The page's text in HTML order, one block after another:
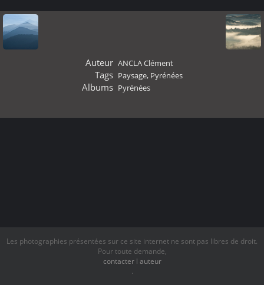
Auteur ANCLA Clément
Tags Paysage, Pyrénées
Albums Pyrénées
Les photographies présentées sur ce site internet ne sont pas libres de droit.
Pour toute demande,
contacter l auteur
.